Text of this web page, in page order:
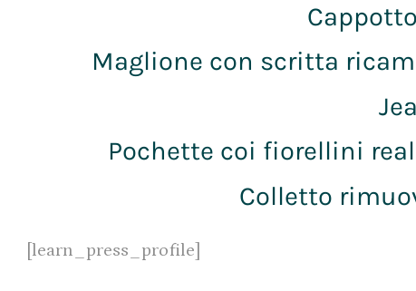
Maglione con scritta
Pochette coi fiorellini
Colletto
[learn_press_profile]